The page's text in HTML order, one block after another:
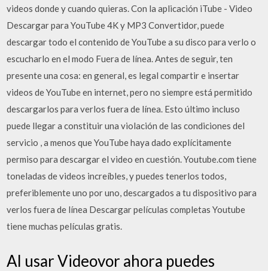
videos donde y cuando quieras. Con la aplicación iTube - Video
Descargar para YouTube 4K y MP3 Convertidor, puede
descargar todo el contenido de YouTube a su disco para verlo o
escucharlo en el modo Fuera de línea. Antes de seguir, ten
presente una cosa: en general, es legal compartir e insertar
videos de YouTube en internet, pero no siempre está permitido
descargarlos para verlos fuera de línea. Esto último incluso
puede llegar a constituir una violación de las condiciones del
servicio , a menos que YouTube haya dado explícitamente
permiso para descargar el video en cuestión. Youtube.com tiene
toneladas de videos increíbles, y puedes tenerlos todos,
preferiblemente uno por uno, descargados a tu dispositivo para
verlos fuera de línea Descargar películas completas Youtube
tiene muchas películas gratis.
Al usar Videovor ahora puedes